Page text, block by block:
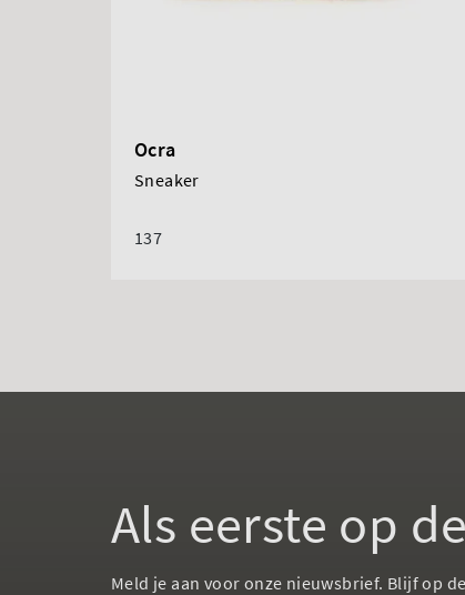
Ocra
Sneaker
137
Als eerste op
Meld je aan voor onze nieuwsbrief. Blijf op